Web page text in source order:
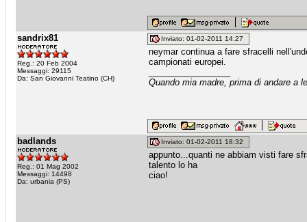
sandrix81
Reg.: 20 Feb 2004
Messaggi: 29115
Da: San Giovanni Teatino (CH)
Inviato: 01-02-2011 14:27
neymar continua a fare sfracelli
campionati europei.
Quando mia madre, prima di andare a
badlands
Reg.: 01 Mag 2002
Messaggi: 14498
Da: urbania (PS)
Inviato: 01-02-2011 18:32
appunto...quanti ne abbiam visti fare
talento lo ha
ciao!